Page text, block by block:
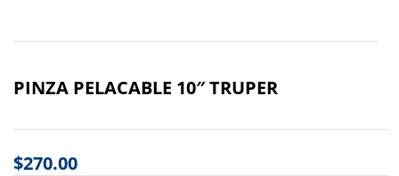
PINZA PELACABLE 10″ TRUPER
$270.00